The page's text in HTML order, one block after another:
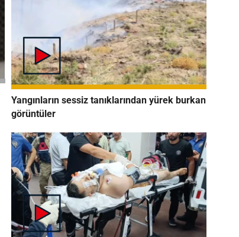
Yangınların sessiz tanıklarından yürek burkan
görüntüler